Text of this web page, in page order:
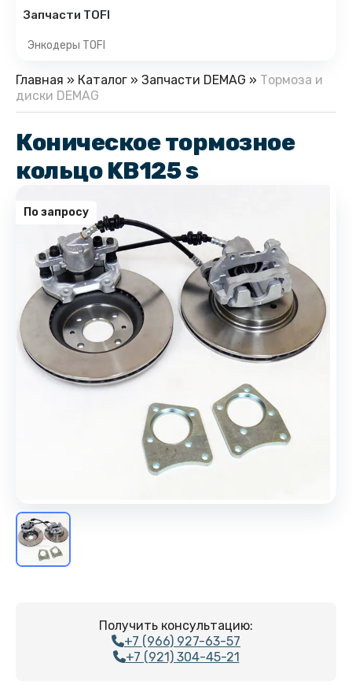
Запчасти TOFI
Энкодеры TOFI
Главная » Каталог » Запчасти DEMAG » Тормоза и
диски DEMAG
Коническое тормозное
кольцо KB125 s
По запросу
Получить консультацию:
+7 (966) 927-63-57
+7 (921) 304-45-21